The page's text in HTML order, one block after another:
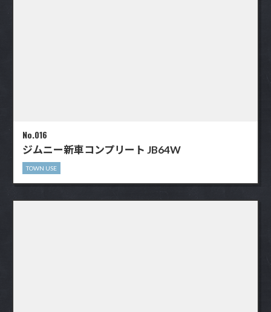
No.016
ジムニー新車コンプリート JB64W
TOWN USE